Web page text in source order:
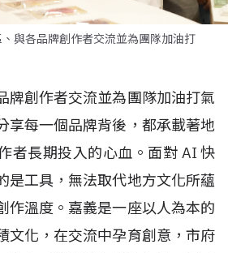
與各品牌創作者交流並為團隊加油打
牌創作者交流並為團隊加油打氣
享每一個品牌背後，都承載著地
者長期投入的心血。面對 AI快
是工具，無法取代地方文化所蘊
作溫度。嘉義是一座以人為本的
文化，在交流中孕育創意，市府